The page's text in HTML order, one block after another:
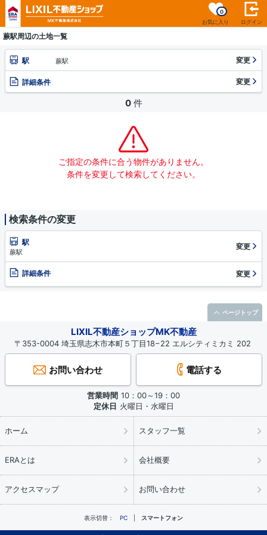
お気に入り
0
ログイン
蕨駅周辺の土地一覧
駅 蕨駅 変更
詳細条件 変更
0 件
ご指定の条件に合う物件がありません。
条件を変更して検索してください。
検索条件の変更
駅
蕨駅
変更
詳細条件 変更
LIXIL不動産ショップMK不動産
〒353-0004 埼玉県志木市本町５丁目18−22 エルシティミカミ 202
お問い合わせ 電話する
営業時間 10：00～19：00
定休日 火曜日・水曜日
ホーム スタッフ一覧
ERAとは 会社概要
アクセスマップ お問い合わせ
表示切替： PC スマートフォン
ページトップ